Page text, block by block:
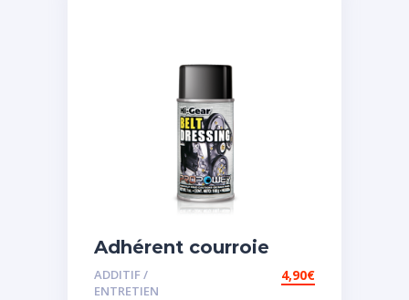
Adhérent courroie
ADDITIF /
ENTRETIEN
4,90€